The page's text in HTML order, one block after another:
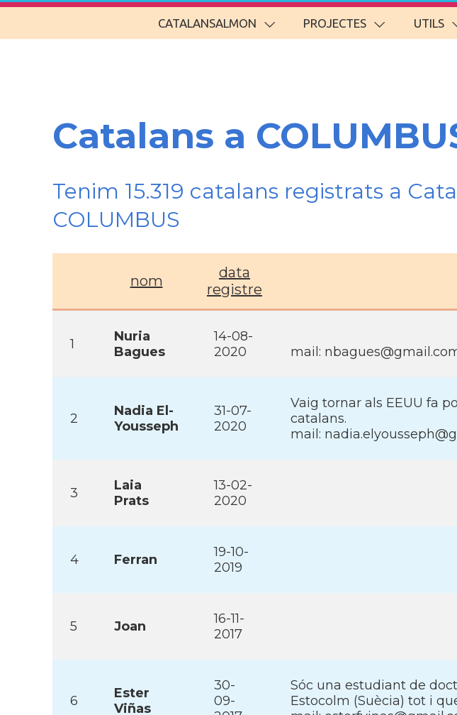
CATALANSALMON PROJECTES UTILS
Catalans a
Tenim 15.319 catalans registrats a
COLUMBUS
nom
data
registre
1
Nuria
Bagues
14-08-
2020
mail:
2
Nadia El-
Yousseph
31-07-
2020
Vaig tornar als EEUU fa
catalans.
mail:
3
Laia
Prats
13-02-
2020
4 Ferran
19-10-
2019
5 Joan
16-11-
2017
6
Ester
Viñas
30-
09-
Sóc una estudiant de
Estocolm (Suècia) tot i